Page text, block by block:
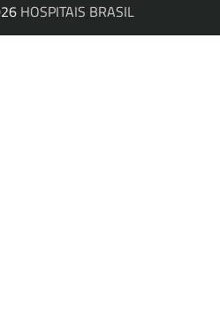
HOSPITAIS BRASIL